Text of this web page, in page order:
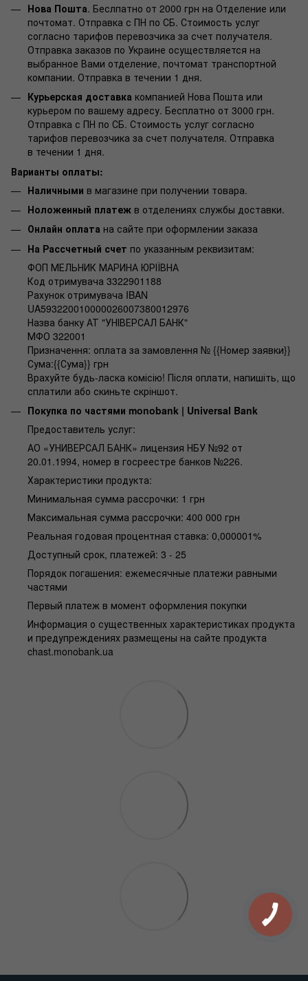
Нова Пошта. Беслпатно от 2000 грн на Отделение или
почтомат. Отправка с ПН по СБ. Стоимость услуг
согласно тарифов перевозчика за счет получателя.
Отправка заказов по Украине осуществляется на
выбранное Вами отделение, почтомат транспортной
компании. Отправка в течении 1 дня.
Курьерская доставка компанией Нова Пошта или
курьером по вашему адресу. Бесплатно от 3000 грн.
Отправка с ПН по СБ. Стоимость услуг согласно
тарифов перевозчика за счет получателя. Отправка
в течении 1 дня.
Варианты оплаты:
Наличными в магазине при получении товара.
Ноложенный платеж в отделениях службы доставки.
Онлайн оплата на сайте при оформлении заказа
На Рассчетный счет по указанным реквизитам:
ФОП МЕЛЬНИК МАРИНА ЮРІЇВНА
Код отримувача 3322901188
Рахунок отримувача IBAN
UA593220010000026007380012976
Назва банку АТ "УНІВЕРСАЛ БАНК"
МФО 322001
Призначення: оплата за замовлення № {{Номер заявки}}
Сума:{{Сума}} грн
Врахуйте будь-ласка комісію! Після оплати, напишіть, що
сплатили або скиньте скріншот.
Покупка по частями monobank | Universal Bank
Предоставитель услуг:
АО «УНИВЕРСАЛ БАНК» лицензия НБУ №92 от
20.01.1994, номер в госреестре банков №226.
Характеристики продукта:
Минимальная сумма рассрочки: 1 грн
Максимальная сумма рассрочки: 400 000 грн
Реальная годовая процентная ставка: 0,000001%
Доступный срок, платежей: 3 - 25
Порядок погашения: ежемесячные платежи равными
частями
Первый платеж в момент оформления покупки
Информация о существенных характеристиках продукта
и предупреждениях размещены на сайте продукта
chast.monobank.ua